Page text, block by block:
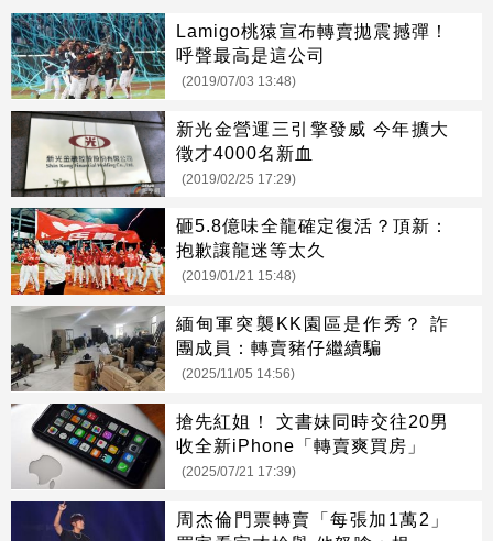
Lamigo桃猿宣布轉賣拋震撼彈！
呼聲最高是這公司
(2019/07/03 13:48)
新光金營運三引擎發威 今年擴大
徵才4000名新血
(2019/02/25 17:29)
砸5.8億味全龍確定復活？頂新：
抱歉讓龍迷等太久
(2019/01/21 15:48)
緬甸軍突襲KK園區是作秀？ 詐
團成員：轉賣豬仔繼續騙
(2025/11/05 14:56)
搶先紅姐！ 文書妹同時交往20男
收全新iPhone「轉賣爽買房」
(2025/07/21 17:39)
周杰倫門票轉賣「每張加1萬2」